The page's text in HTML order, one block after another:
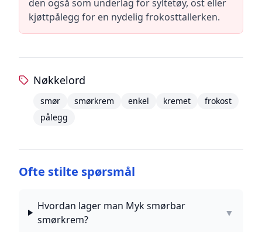
den også som underlag for syltetøy, ost eller
kjøttpålegg for en nydelig frokosttallerken.
Nøkkelord
smør smørkrem enkel kremet
frokost
pålegg
Ofte stilte spørsmål
Hvordan lager man Myk smørbar
smørkrem?
▼